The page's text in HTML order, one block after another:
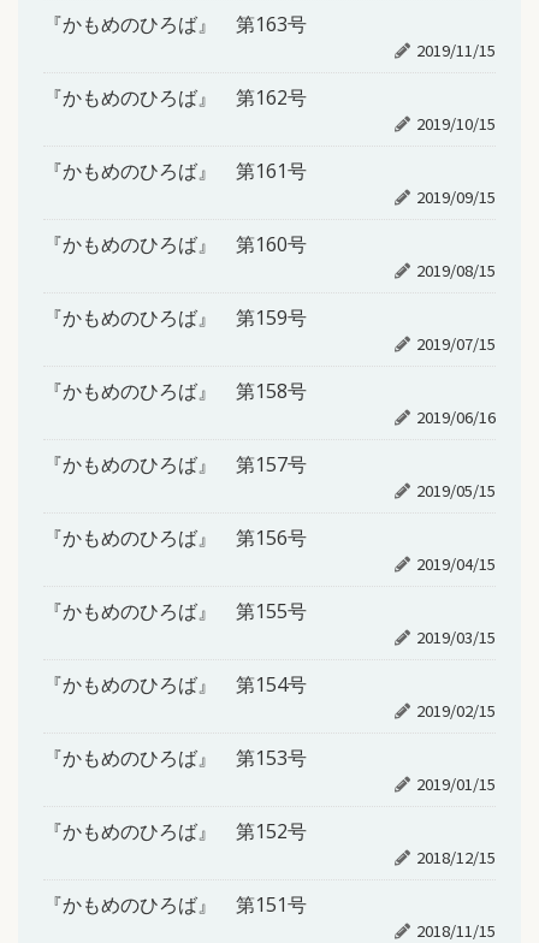
『かもめのひろば』 第163号
2019/11/15
『かもめのひろば』 第162号
2019/10/15
『かもめのひろば』 第161号
2019/09/15
『かもめのひろば』 第160号
2019/08/15
『かもめのひろば』 第159号
2019/07/15
『かもめのひろば』 第158号
2019/06/16
『かもめのひろば』 第157号
2019/05/15
『かもめのひろば』 第156号
2019/04/15
『かもめのひろば』 第155号
2019/03/15
『かもめのひろば』 第154号
2019/02/15
『かもめのひろば』 第153号
2019/01/15
『かもめのひろば』 第152号
2018/12/15
『かもめのひろば』 第151号
2018/11/15